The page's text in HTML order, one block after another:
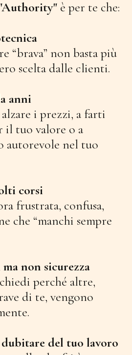
è per te che:
“brava” non basta più
scelta dalle clienti.
anni
i prezzi, a farti
il tuo valore o a
autorevole nel tuo
corsi
frustrata, confusa,
che “manchi sempre
non sicurezza
perché altre,
di te, vengono
del tuo lavoro